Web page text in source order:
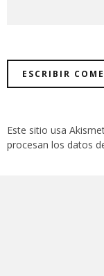
Este sitio usa
procesan los datos